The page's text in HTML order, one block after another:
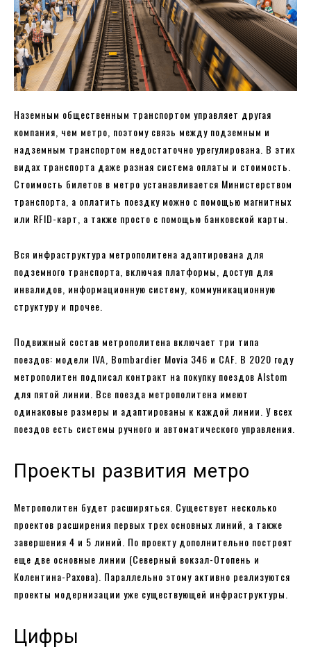
Наземным общественным транспортом управляет другая
компания, чем метро, ​​поэтому связь между подземным и
надземным транспортом недостаточно урегулирована. В этих
видах транспорта даже разная система оплаты и стоимость.
Стоимость билетов в метро устанавливается Министерством
транспорта, а оплатить поездку можно с помощью магнитных
или RFID-карт, а также просто с помощью банковской карты.
Вся инфраструктура метрополитена адаптирована для
подземного транспорта, включая платформы, доступ для
инвалидов, информационную систему, коммуникационную
структуру и прочее.
Подвижный состав метрополитена включает три типа
поездов: модели IVA, Bombardier Movia 346 и CAF. В 2020 году
метрополитен подписал контракт на покупку поездов Alstom
для пятой линии. Все поезда метрополитена имеют
одинаковые размеры и адаптированы к каждой линии. У всех
поездов есть системы ручного и автоматического управления.
Проекты развития метро
Метрополитен будет расширяться. Существует несколько
проектов расширения первых трех основных линий, а также
завершения 4 и 5 линий. По проекту дополнительно построят
еще две основные линии (Северный вокзал-Отопень и
Колентина-Рахова). Параллельно этому активно реализуются
проекты модернизации уже существующей инфраструктуры.
Цифры